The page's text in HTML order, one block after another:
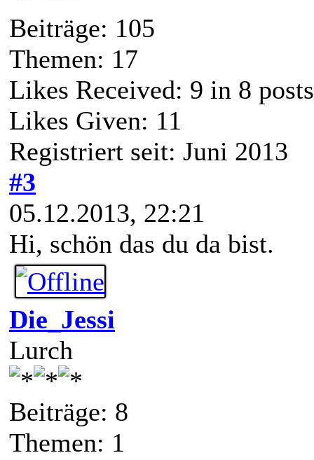
Beiträge: 105
Themen: 17
Likes Received: 9 in 8 posts
Likes Given: 11
Registriert seit: Juni 2013
#3
05.12.2013, 22:21
Hi, schön das du da bist.
Die_Jessi
Lurch
Beiträge: 8
Themen: 1